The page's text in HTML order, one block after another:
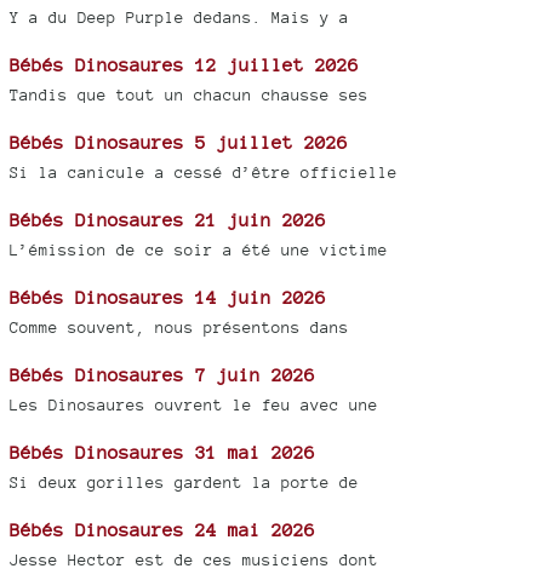
Y a du Deep Purple dedans. Mais y a
Bébés Dinosaures 12 juillet 2026
Tandis que tout un chacun chausse ses
Bébés Dinosaures 5 juillet 2026
Si la canicule a cessé d’être officielle
Bébés Dinosaures 21 juin 2026
L’émission de ce soir a été une victime
Bébés Dinosaures 14 juin 2026
Comme souvent, nous présentons dans
Bébés Dinosaures 7 juin 2026
Les Dinosaures ouvrent le feu avec une
Bébés Dinosaures 31 mai 2026
Si deux gorilles gardent la porte de
Bébés Dinosaures 24 mai 2026
Jesse Hector est de ces musiciens dont